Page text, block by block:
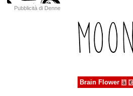
Pubblicità di Denne
Brain Flower à €